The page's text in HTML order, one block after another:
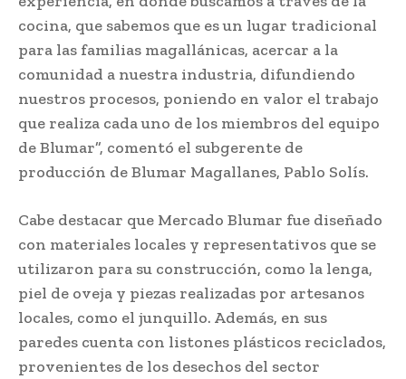
cocina, que sabemos que es un lugar tradicional
para las familias magallánicas, acercar a la
comunidad a nuestra industria, difundiendo
nuestros procesos, poniendo en valor el trabajo
que realiza cada uno de los miembros del equipo
de Blumar”, comentó el subgerente de
producción de Blumar Magallanes, Pablo Solís.
Cabe destacar que Mercado Blumar fue diseñado
con materiales locales y representativos que se
utilizaron para su construcción, como la lenga,
piel de oveja y piezas realizadas por artesanos
locales, como el junquillo. Además, en sus
paredes cuenta con listones plásticos reciclados,
provenientes de los desechos del sector